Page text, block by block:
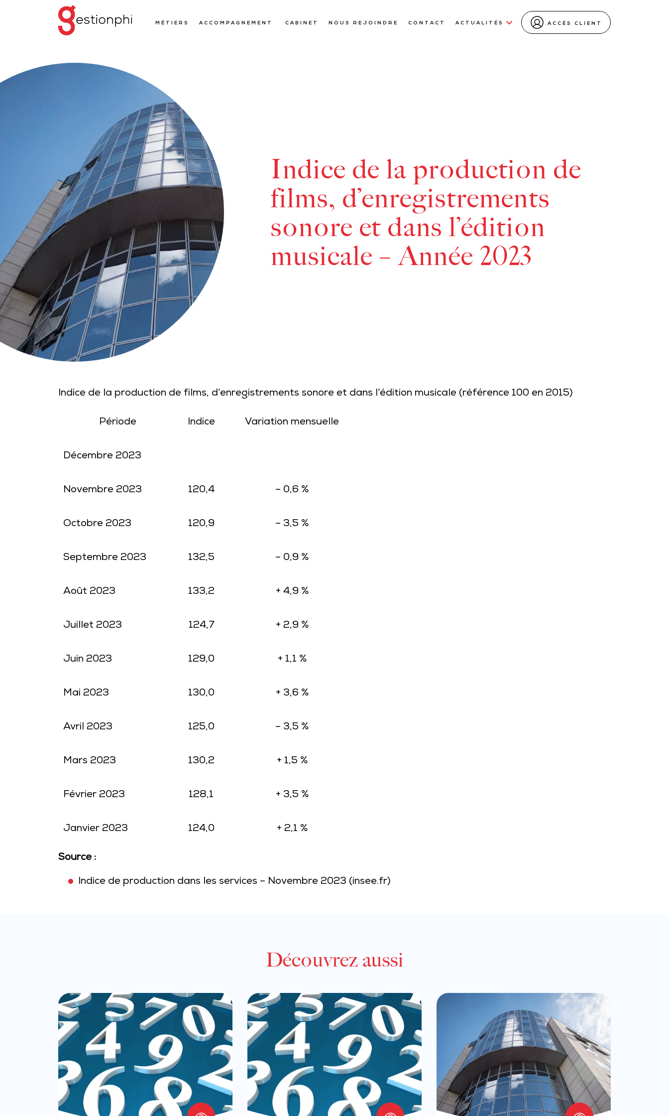
MÉTIERS ACCOMPAGNEMENT CABINET NOUS REJOINDRE CONTACT ACTUALITÉS ACCÈS CLIENT
Indice de la production de
films, d’enregistrements
sonore et dans l’édition
musicale – Année 2023
Indice de la production de films, d’enregistrements sonore et dans l’édition musicale (référence 100 en 2015)
Période Indice Variation mensuelle
Décembre 2023
Novembre 2023 120,4 – 0,6 %
Octobre 2023 120,9 – 3,5 %
Septembre 2023 132,5 – 0,9 %
Août 2023 133,2 + 4,9 %
Juillet 2023 124,7 + 2,9 %
Juin 2023 129,0 + 1,1 %
Mai 2023 130,0 + 3,6 %
Avril 2023 125,0 – 3,5 %
Mars 2023 130,2 + 1,5 %
Février 2023 128,1 + 3,5 %
Janvier 2023 124,0 + 2,1 %
Source :
Indice de production dans les services – Novembre 2023 (insee.fr)
Découvrez aussi